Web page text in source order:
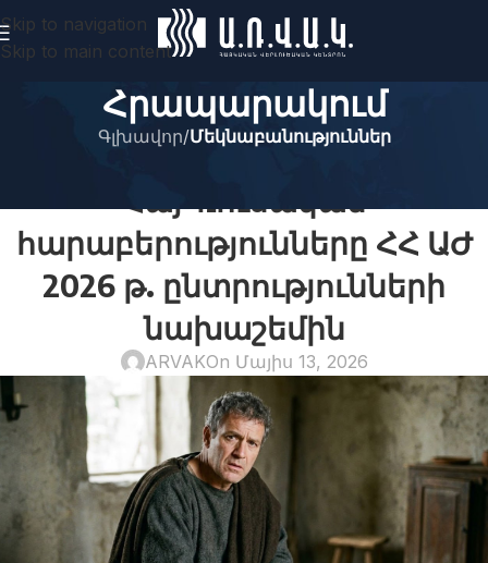
Skip to navigation
Skip to main content
Հրապարակում
Գլխավոր/Մեկնաբանություններ
Հայ-ռուսական
հարաբերությունները ՀՀ ԱԺ
2026 թ. ընտրությունների
նախաշեմին
ARVAKOn Մայիս 13, 2026